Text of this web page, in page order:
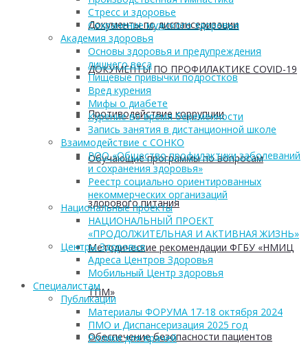
Документы по диспансеризации
ДОКУМЕНТЫ ПО ПРОФИЛАКТИКЕ COVID-19
Противодействие коррупции
Обучающие программы по вопросам
здорового питания
Методические рекомендации ФГБУ «НМИЦ
ТПМ»
Обеспечение безопасности пациентов
Стресс и здоровье
Сохранение мужского здоровья
Академия здоровья
Основы здоровья и предупреждения
лишнего веса
Пищевые привычки подростков
Вред курения
Мифы о диабете
Курение во время беременности
Запись занятия в дистанционной школе
Взаимодействие с СОНКО
РОО «Общество профилактики заболеваний
и сохранения здоровья»
Реестр социально ориентированных
некоммерческих организаций
Национальные проекты
НАЦИОНАЛЬНЫЙ ПРОЕКТ
«ПРОДОЛЖИТЕЛЬНАЯ И АКТИВНАЯ ЖИЗНЬ»
Центры Здоровья
Адреса Центров Здоровья
Мобильный Центр здоровья
Cпециалистам
Публикации
Материалы ФОРУМА 17-18 октября 2024
ПМО и Диспансеризация 2025 год
Ролики для врачей